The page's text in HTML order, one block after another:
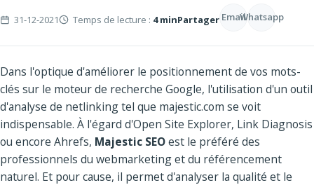
31-12-2021 Temps de lecture : 4 minPartager EmailWhatsapp
Dans l'optique d'améliorer le positionnement de vos mots-
clés sur le moteur de recherche Google, l'utilisation d'un outil
d'analyse de netlinking tel que majestic.com se voit
indispensable. À l'égard d'Open Site Explorer, Link Diagnosis
ou encore Ahrefs, Majestic SEOest le préféré des
professionnels du webmarketing et du référencement
naturel. Et pour cause, il permet d'analyser la qualité et le